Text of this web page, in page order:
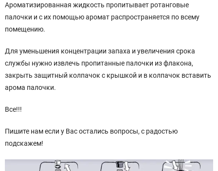
Ароматизированная жидкость пропитывает ротанговые
палочки и с их помощью аромат распространяется по всему
помещению.
Для уменьшения концентрации запаха и увеличения срока
службы нужно извлечь пропитанные палочки из флакона,
закрыть защитный колпачок с крышкой и в колпачок вставить
арома палочки.
Все!!!
Пишите нам если у Вас остались вопросы, с радостью
подскажем!